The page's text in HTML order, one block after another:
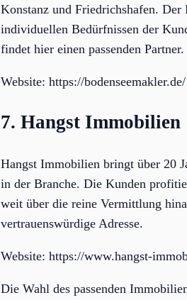
Konstanz und Friedrichshafen.
individuellen Bedürfnissen der
findet hier einen passenden Partner.
Website: https://bodenseemakler.de/
7. Hangst Immobilien
Hangst Immobilien bringt über 20
in der Branche. Die Kunden
weit über die reine Vermittlung
vertrauenswürdige Adresse.
Website: https://www.hangst-
Die Wahl des passenden